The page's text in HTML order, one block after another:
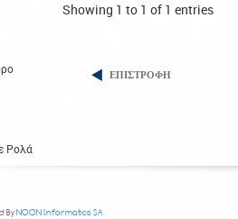
Ρολά
Showing 1 to 1 of 1 entries
ΕΠΙΣΤΡΟΦΗ
ByNOON Informatics SA